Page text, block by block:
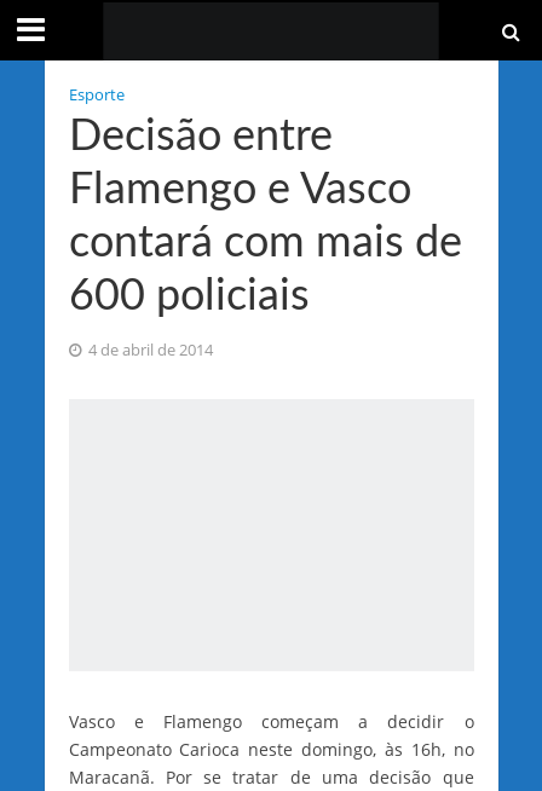
Esporte
Decisão entre
Flamengo e Vasco
contará com mais de
600 policiais
4 de abril de 2014
Vasco e Flamengo começam a decidir o
Campeonato Carioca neste domingo, às 16h, no
Maracanã. Por se tratar de uma decisão que